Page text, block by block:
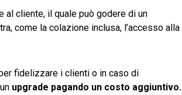
al cliente, il quale può godere di un
come la colazione inclusa, l’accesso alla
fidelizzare i clienti o in caso di
upgrade pagando un costo aggiuntivo.